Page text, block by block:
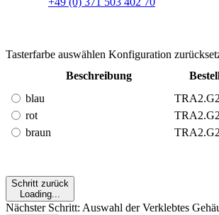
Tasterfarbe auswählen Konfiguration
Beschreibung
blau
TRA2.G2
rot
braun
Schritt zurück
Loading...
Nächster Schritt: Auswahl der Verklebtes